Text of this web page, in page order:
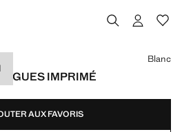
IMPRIMÉ
Blanc
AUX FAVORIS